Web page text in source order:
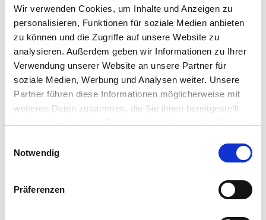
Wir verwenden Cookies, um Inhalte und Anzeigen zu
personalisieren, Funktionen für soziale Medien anbieten
zu können und die Zugriffe auf unsere Website zu
analysieren. Außerdem geben wir Informationen zu Ihrer
Verwendung unserer Website an unsere Partner für
soziale Medien, Werbung und Analysen weiter. Unsere
Partner führen diese Informationen möglicherweise mit
weiteren Daten zusammen, die Sie ihnen bereitgestellt
Notwendig
Präferenzen
A
Wendenstraße 493
20537 Hamburg
Telefon:
040 - 2 11 12 - 123
Fax: 040 - 2 11 12 - 111
kundencenter@sbb-hamburg.de
Website: www.sbb-hamburg.de
Öffnungszeiten Kundencenter: 9:00 Uhr - 13:00 Uhr
(weitere/spätere Termine gerne nach Absprache)